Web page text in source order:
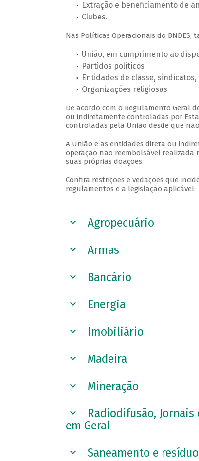
Extração e beneficiamento de
Clubes.
Nas Políticas Operacionais do
União, em cumprimento ao
Partidos políticos
Entidades de classe,
Organizações religiosas
De acordo com o Regulamento Geral
ou indiretamente controladas por
controladas pela União desde que
A União e as entidades direta ou
operação não reembolsável realizada
suas próprias doações.
Confira restrições e vedações que
regulamentos e a legislação aplicável:
Veja a seguir
Agropecuário
Armas
Bancário
Energia
Imobiliário
Madeira
Mineração
Radiodifusão,
em Geral
Saneamento e